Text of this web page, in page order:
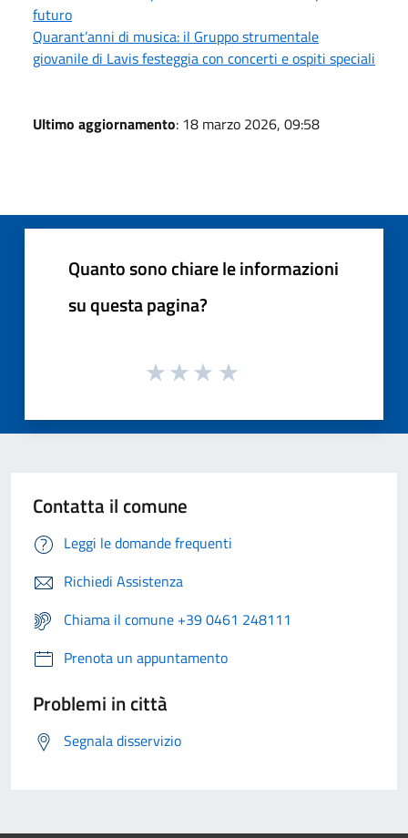
futuro
Quarant’anni di musica: il Gruppo strumentale
giovanile di Lavis festeggia con concerti e ospiti speciali
Ultimo aggiornamento: 18 marzo 2026, 09:58
Quanto sono chiare le informazioni
su questa pagina?
Contatta il comune
Leggi le domande frequenti
Richiedi Assistenza
Chiama il comune +39 0461 248111
Prenota un appuntamento
Problemi in città
Segnala disservizio